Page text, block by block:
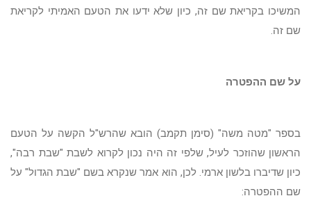
המשיכו בקריאת שם זה, כיון שלא ידעו את הטעם האמיתי לקריאת
שם זה.
על שם ההפטרה
בספר "מטה משה" (סימן תקמב) הובא שהרש"ל הקשה על הטעם
הראשון שהוזכר לעיל, שלפי זה היה נכון לקרוא לשבת "שבת רבה",
כיון שדיברו בלשון ארמי. לכן, הוא אמר שנקרא בשם "שבת הגדול" על
שם ההפטרה: